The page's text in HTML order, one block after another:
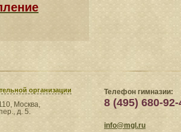
организации
Москва,
д. 5.
Телефон гимназии:
8 (495) 680-92-
info@mgl.ru